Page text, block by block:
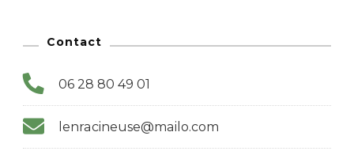
Contact
06 28 80 49 01
lenracineuse@mailo.com